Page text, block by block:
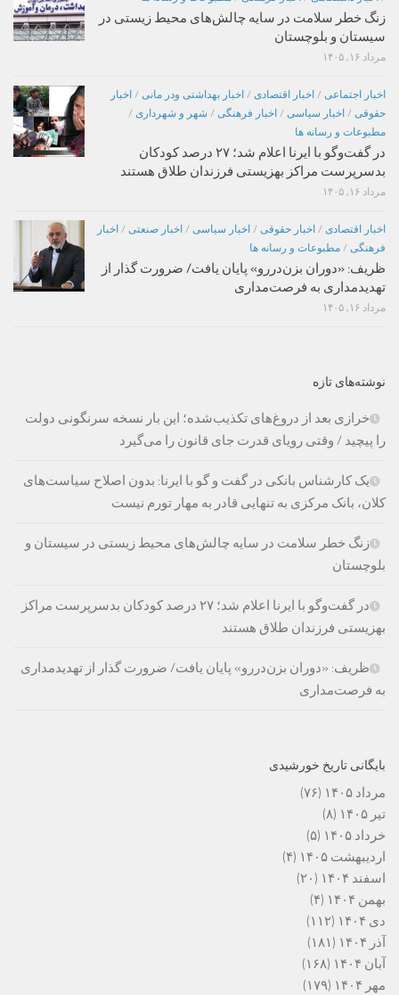
زنگ خطر سلامت در سایه چالش‌های محیط زیستی در
سیستان و بلوچستان
مرداد ۱۶, ۱۴۰۵
اخبار اجتماعی / اخبار اقتصادی / اخبار بهداشتی ودر مانی / اخبار
حقوقی / اخبار سیاسی / اخبار فرهنگی / شهر و شهرداری /
مطبوعات و رسانه ها
در گفت‌وگو با ایرنا اعلام شد؛ ۲۷ درصد کودکان
بدسرپرست مراکز بهزیستی فرزندان طلاق هستند
مرداد ۱۶, ۱۴۰۵
اخبار اقتصادی / اخبار حقوقی / اخبار سیاسی / اخبار صنعتی / اخبار
فرهنگی / مطبوعات و رسانه ها
ظریف: «دوران بزن‌دررو» پایان یافت/ ضرورت گذار از
تهدیدمداری به فرصت‌مداری
مرداد ۱۶, ۱۴۰۵
نوشته‌های تازه
خرازی بعد از دروغ‌های تکذیب‌شده؛ این بار نسخه سرنگونی دولت
را پیچید / وقتی رویای قدرت جای قانون را می‌گیرد
یک کارشناس بانکی در گفت و گو با ایرنا: بدون اصلاح سیاست‌های
کلان، بانک مرکزی به تنهایی قادر به مهار تورم نیست
زنگ خطر سلامت در سایه چالش‌های محیط زیستی در سیستان و
بلوچستان
در گفت‌وگو با ایرنا اعلام شد؛ ۲۷ درصد کودکان بدسرپرست مراکز
بهزیستی فرزندان طلاق هستند
ظریف: «دوران بزن‌دررو» پایان یافت/ ضرورت گذار از تهدیدمداری
به فرصت‌مداری
بایگانی تاریخ خورشیدی
مرداد ۱۴۰۵
(۷۶)
تیر ۱۴۰۵
(۸)
خرداد ۱۴۰۵
(۵)
اردیبهشت ۱۴۰۵
(۴)
اسفند ۱۴۰۴
(۲۰)
بهمن ۱۴۰۴
(۴)
دی ۱۴۰۴
(۱۱۲)
آذر ۱۴۰۴
(۱۸۱)
آبان ۱۴۰۴
(۱۶۸)
مهر ۱۴۰۴
(۱۷۹)